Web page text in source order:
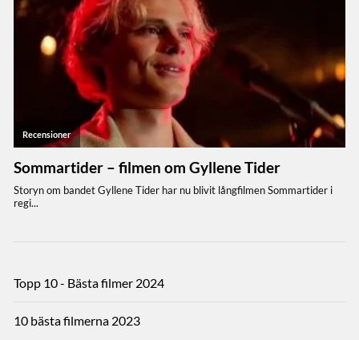
Topp 10 - Bästa filmer 2024
10 bästa filmerna 2023